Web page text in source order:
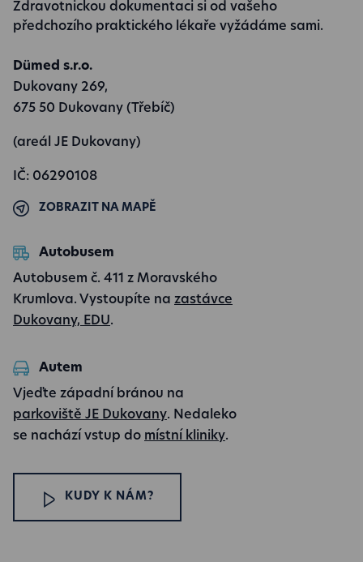
Zdravotnickou dokumentaci si od vašeho
předchozího praktického lékaře vyžádáme sami.
Dümed s.r.o.
Dukovany 269,
675 50 Dukovany (Třebíč)
(areál JE Dukovany)
IČ: 06290108
ZOBRAZIT NA MAPĚ
Autobusem
Autobusem č. 411 z Moravského
Krumlova. Vystoupíte na zastávce
Dukovany, EDU.
Autem
Vjeďte západní bránou na
parkoviště JE Dukovany. Nedaleko
se nachází vstup do místní kliniky.
KUDY K NÁM?